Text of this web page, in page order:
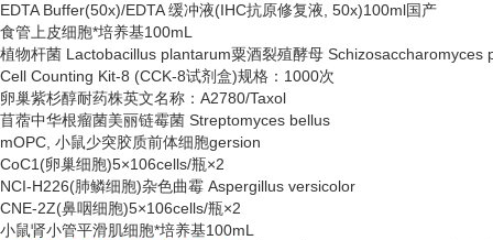
EDTA Buffer(50x)/EDTA 缓冲液(IHC抗原修复液, 50x)100ml国产
食管上皮细胞*培养基100mL
植物杆菌 Lactobacillus plantarum粟酒裂殖酵母 Schizosaccharomyces
Cell Counting Kit-8 (CCK-8试剂盒)规格：1000次
卵巢紫杉醇耐药株英文名称： A2780/Taxol
苜蓿中华根瘤菌美丽链霉菌 Streptomyces bellus
mOPC, 小鼠少突胶质前体细胞gersion
CoC1(卵巢细胞)5×106cells/瓶×2
NCI-H226(肺鳞细胞)杂色曲霉 Aspergillus versicolor
CNE-2Z(鼻咽细胞)5×106cells/瓶×2
小鼠肾小管平滑肌细胞*培养基100mL